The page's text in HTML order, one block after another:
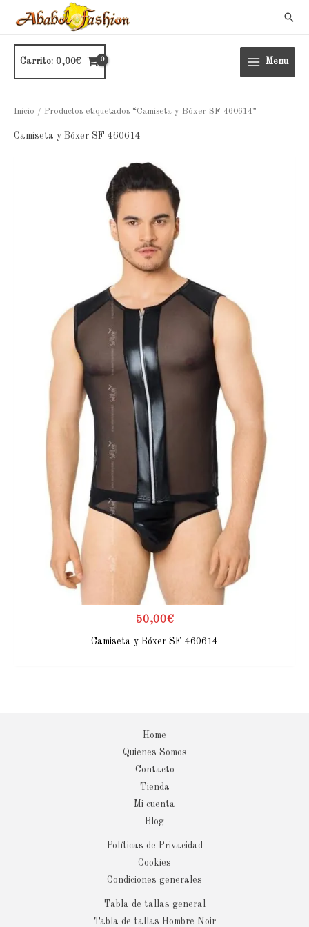
contenido
Carrito:0,00€ Menu
Inicio / Productos etiquetados “Camiseta y Bóxer SF 460614”
Camiseta y Bóxer SF 460614
50,00€
Camiseta y Bóxer SF 460614
Home
Quienes Somos
Contacto
Tienda
Mi cuenta
Blog
Políticas de Privacidad
Cookies
Condiciones generales
Tabla de tallas general
Tabla de tallas Hombre Noir